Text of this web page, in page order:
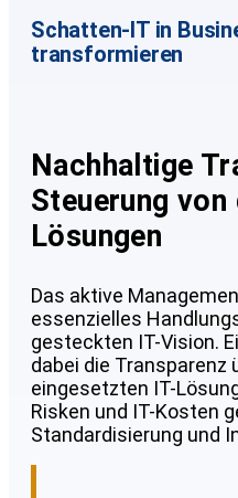
Schatten-IT in
transformieren
Nachhaltige
Steuerung von
Lösungen
Das aktive
essenzielles
gesteckten IT-Vision.
dabei die Transparenz
eingesetzten IT-
Risken und IT-Kosten
Standardisierung und